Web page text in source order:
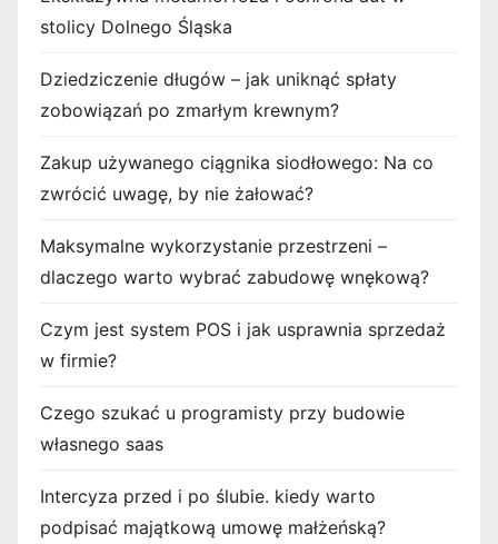
e
w
p
i
s
ó
w
stolicy Dolnego Śląska
Dziedziczenie długów – jak uniknąć spłaty
zobowiązań po zmarłym krewnym?
Zakup używanego ciągnika siodłowego: Na co
zwrócić uwagę, by nie żałować?
Maksymalne wykorzystanie przestrzeni –
dlaczego warto wybrać zabudowę wnękową?
Czym jest system POS i jak usprawnia sprzedaż
w firmie?
Czego szukać u programisty przy budowie
własnego saas
Intercyza przed i po ślubie. kiedy warto
podpisać majątkową umowę małżeńską?